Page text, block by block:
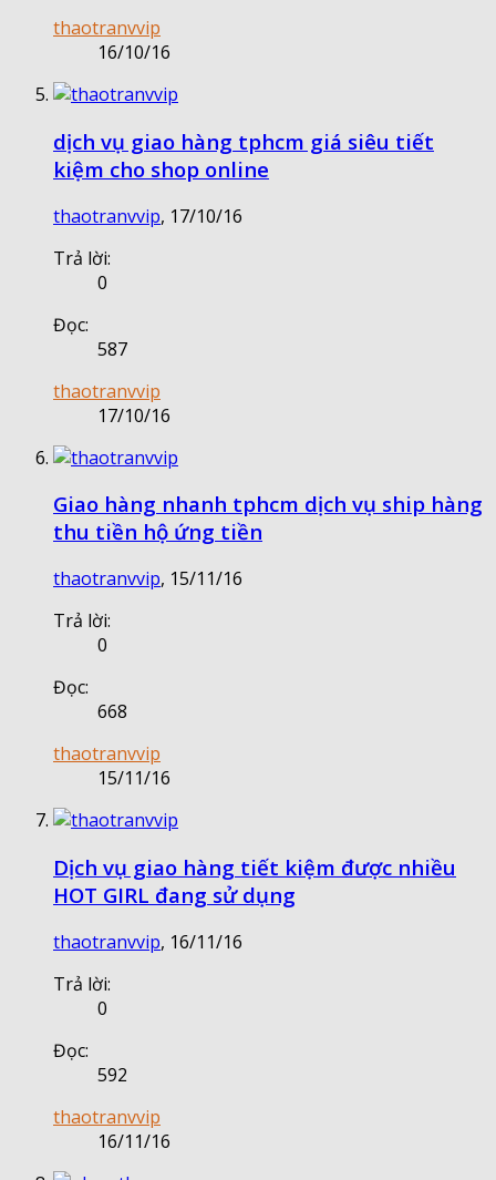
thaotranvvip
16/10/16
dịch vụ giao hàng tphcm giá siêu tiết
kiệm cho shop online
thaotranvvip, 17/10/16
Trả lời:
0
Đọc:
587
thaotranvvip
17/10/16
Giao hàng nhanh tphcm dịch vụ ship hàng
thu tiền hộ ứng tiền
thaotranvvip, 15/11/16
Trả lời:
0
Đọc:
668
thaotranvvip
15/11/16
Dịch vụ giao hàng tiết kiệm được nhiều
HOT GIRL đang sử dụng
thaotranvvip, 16/11/16
Trả lời:
0
Đọc:
592
thaotranvvip
16/11/16